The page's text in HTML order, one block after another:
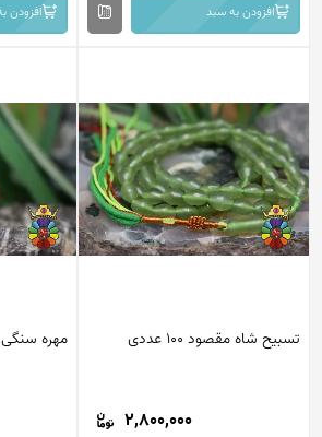
افزودن به سبد افزودن به سبد
شاه مقصود 100 عددی
2,800,000
مهره سنگی عقیق